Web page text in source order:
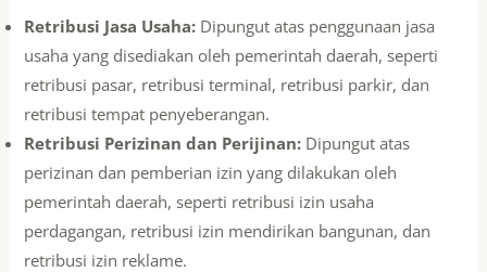
Retribusi Jasa Usaha: Dipungut atas penggunaan jasa
usaha yang disediakan oleh pemerintah daerah, seperti
retribusi pasar, retribusi terminal, retribusi parkir, dan
retribusi tempat penyeberangan.
Retribusi Perizinan dan Perijinan: Dipungut atas
perizinan dan pemberian izin yang dilakukan oleh
pemerintah daerah, seperti retribusi izin usaha
perdagangan, retribusi izin mendirikan bangunan, dan
retribusi izin reklame.